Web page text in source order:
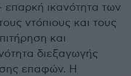
επαρκή ικανότητα των
ντόπιους και τους
και
διεξαγωγής
επαφών. Η